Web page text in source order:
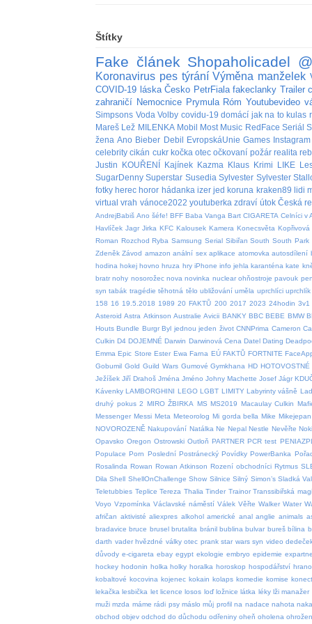
Štítky
Fake článek Shopaholicadel
Koronavirus pes týrání Výměna manželek
COVID-19 láska Česko PetrFiala fakeclanky Trailer
zahraničí Nemocnice Prymula Róm Youtubevideo
Simpsons Voda Volby covidu-19 domácí jak na to kulas
Mareš Lež MILENKA Mobil Most Music RedFace Seriál
žena Ano Bieber Debil EvropskáUnie Games Instagram
celebrity cikán cukr kočka otec očkovaní požár realita
Justin
KOUŘENÍ Kajínek Kazma Klaus Krimi LIKE
SugarDenny Superstar Susedia Sylvester Sylvester
fotky herec horor hádanka izer jed koruna kraken89 lidi
virtual vrah vánoce2022 youtuberka zdraví útok Česká
AndrejBabiš Ano šéfe! BFF Baba Vanga Bart CIGARETA Celníci v
Havlíček Jagr Jirka KFC Kalousek Kamera Konecsvěta Kopřivová
Roman Rozchod Ryba Samsung Serial Sibiřan South South Park
Zdeněk Závod amazon anální sex aplikace atomovka autosdílení
hodina hokej hovno hruza hry iPhone info jehla karanténa kate
bratr nohy nosorožec nova novinka nuclear ohňostroje pavouk
syn tabák tragédie těhotná tělo ubližování uměla uprchlíci uprchlík
158 16 19.5.2018 1989 20 FAKTŮ 200 2017 2023 24hodin 3v1
Asteroid Astra Atkinson Australie Avicii BANKY BBC BEBE BMW
Houts Bundle Burgr Byl jednou jeden život CNNPrima Cameron
Culkin D4 DOJEMNÉ Darwin Darwinová Cena Datel Dating
Emma Epic Store Ester Ewa Farna EÚ FAKTŮ FORTNITE
Gobumil Gold Guild Wars Gumové Gymkhana HD HOTOVOSTNÉ
Ježíšek Jiří Drahoš Jména Jméno Johny Machette Josef Jágr
Kávenky LAMBORGHINI LEGO LGBT LIMITY Labyrinty vášně
druhý pokus 2 MIRO ŽBIRKA MS MS2019 Macaulay Culkin
Messenger Messi Meta Meteorolog Mi gorda bella Mike Mikejepan
NOVOROZENĚ Nakupování Natálka Ne Nepal Nestle Nevěřte
Opavsko Oregon Ostrowski Outloň PARTNER PCR test
Populace Porn Poslední Postránecký Povídky PowerBanka
Rosalinda Rowan Rowan Atkinson Rození obchodníci Rytmus
Dila Shell ShellOnChallenge Show Silnice Silný Simon’s Sladká
Teletubbies Teplice Tereza Thalia Tinder Trainor Transsibiřská
Voyo Vzpomínka Václavské náměstí Válek Věřte Walker Water
afričan aktivisté aliexpres alkohol americké anal anglie animals
bradavice bruce brusel brutalita bránil bublina bulvar bureš bílina
darth vader hvězdné války otec prank star wars syn video
důvody e-cigareta ebay egypt ekologie embryo epidemie
hockey hodonin holka holky horalka horoskop hospodářství
kobaltové kocovina kojenec kokain kolaps komedie komise
lekačka lesbička let licence losos loď ložnice látka léky lži manažer
muži mzda máme rádi psy máslo můj profil na nadace nahota
obchod objev odchod do důchodu odřeniny oheň oholena